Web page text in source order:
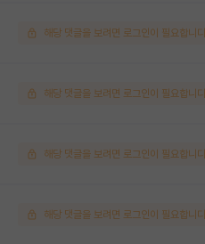
해당 댓글을 보려면 로그인이 필요합니
해당 댓글을 보려면 로그인이 필요합니
해당 댓글을 보려면 로그인이 필요합니
해당 댓글을 보려면 로그인이 필요합니